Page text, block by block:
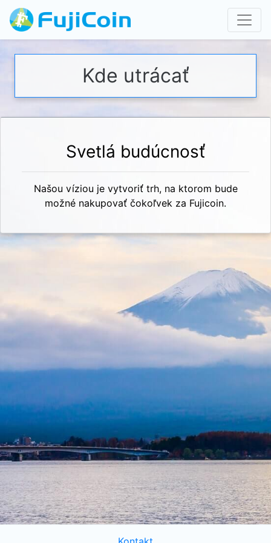
Kde utrácať
Svetlá budúcnosť
Našou víziou je vytvoriť trh, na ktorom bude
možné nakupovať čokoľvek za Fujicoin.